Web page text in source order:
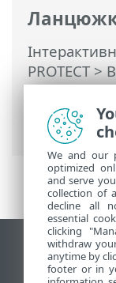
PROTECT>
>ESET
Докладніше
Користувачі
End of Life
We and our
optimized
and serve
collection of
decline all
essential
clicking
withdraw
anytime by
footer or in